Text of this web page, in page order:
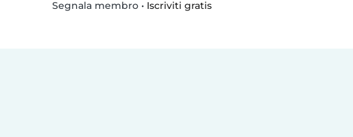
Segnala membro• Iscriviti gratis